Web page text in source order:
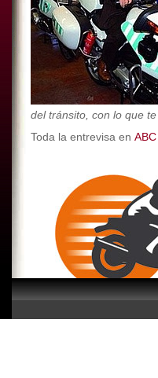
del tránsito, con lo que
Toda la entrevisa en ABC